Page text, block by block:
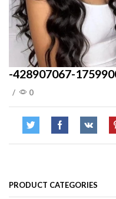
-428907067-
/ 0
PRODUCT CATEGORIES